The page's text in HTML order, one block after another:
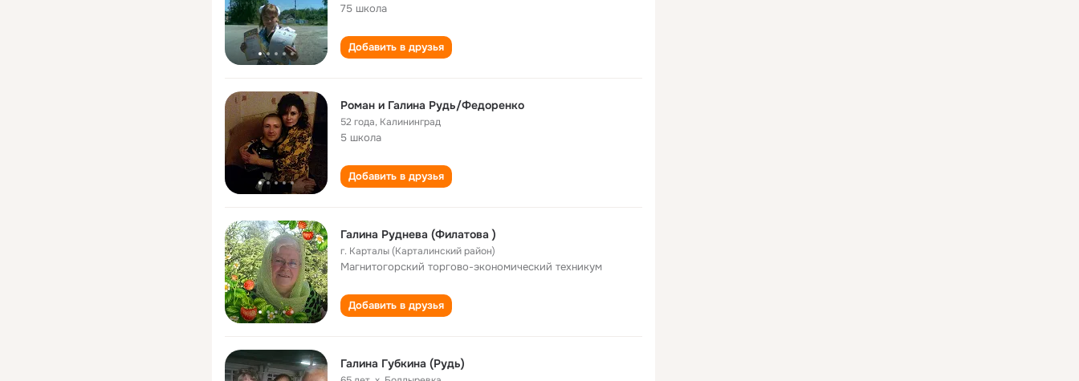
75 школа
Добавить в друзья
Роман и Галина Рудь/Федоренко
52 года, Калининград
5 школа
Добавить в друзья
Галина Руднева (Филатова )
г. Карталы (Карталинский район)
Магнитогорский торгово-экономический техникум
Добавить в друзья
Галина Губкина (Рудь)